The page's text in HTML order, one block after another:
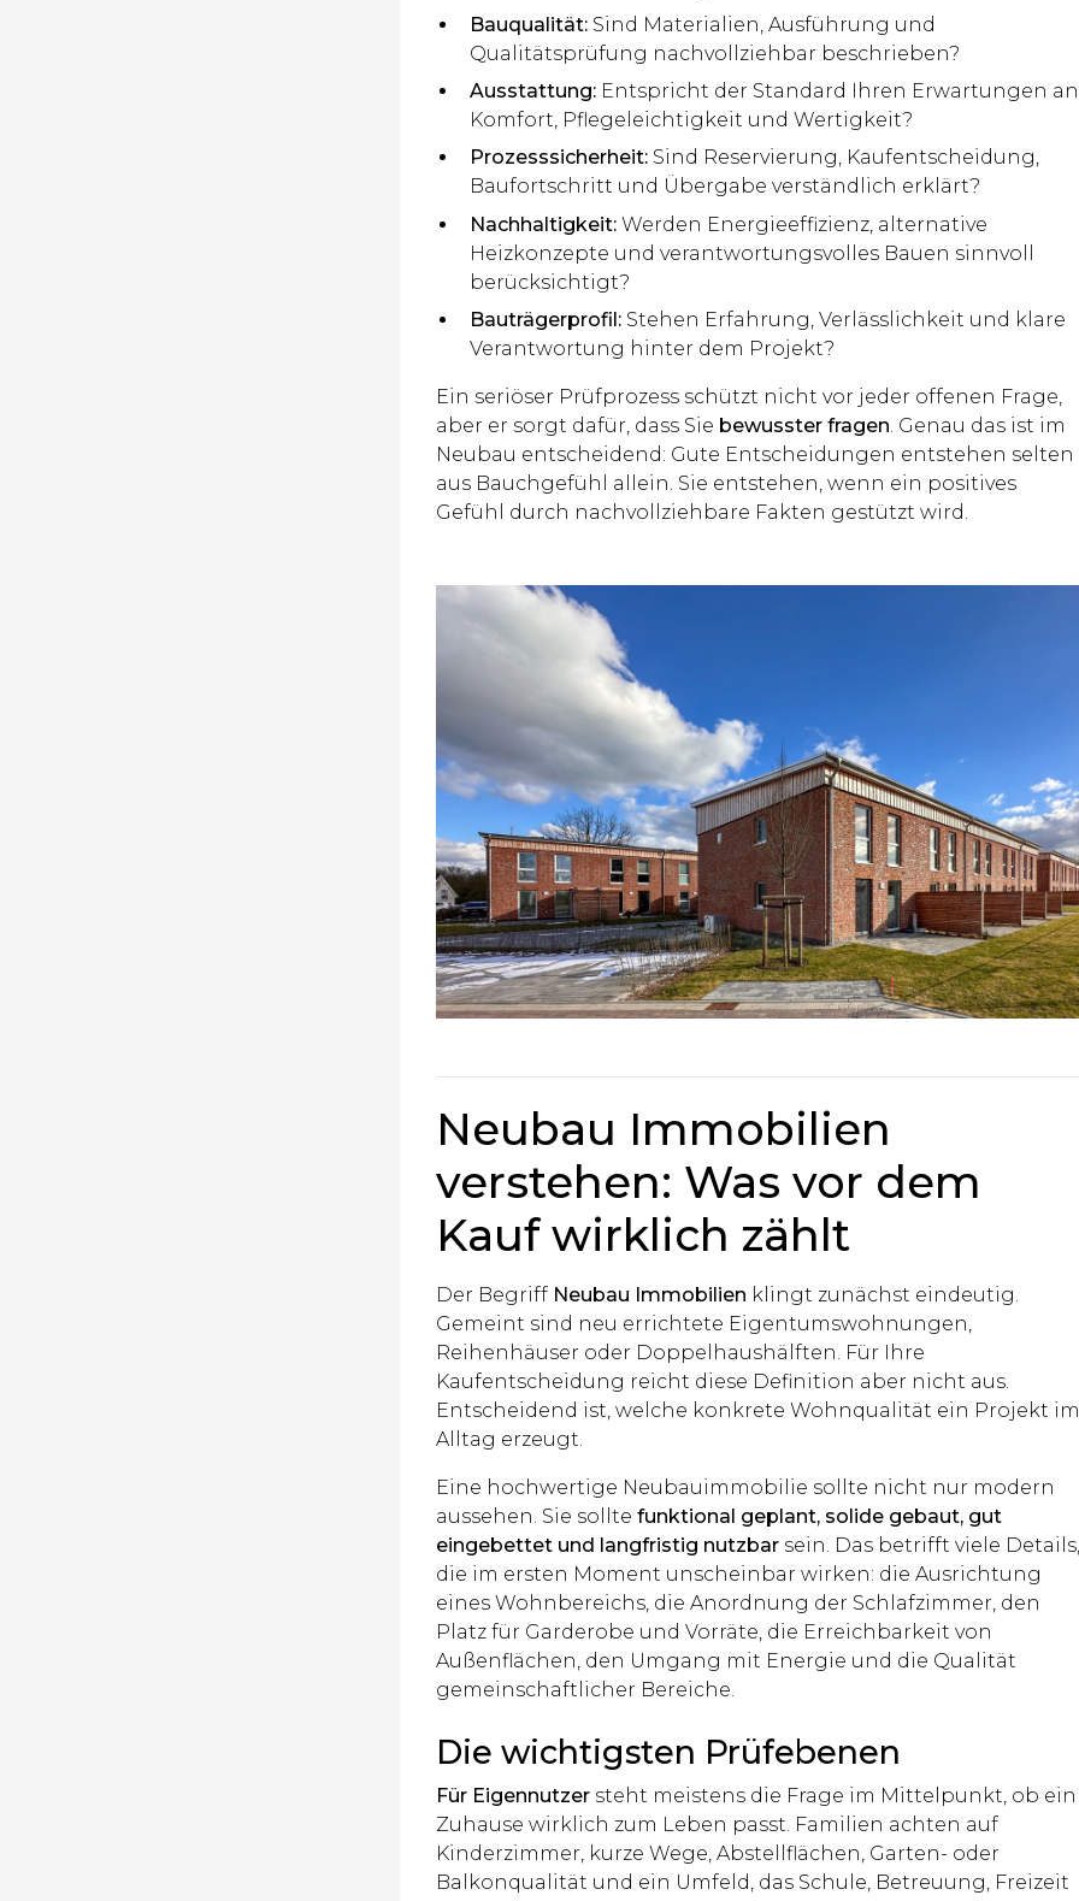
Bauqualität: Sind Materialien, Ausführung und
Qualitätsprüfung nachvollziehbar beschrieben?
Ausstattung: Entspricht der Standard Ihren Erwartungen an
Komfort, Pflegeleichtigkeit und Wertigkeit?
Prozesssicherheit: Sind Reservierung, Kaufentscheidung,
Baufortschritt und Übergabe verständlich erklärt?
Nachhaltigkeit: Werden Energieeffizienz, alternative
Heizkonzepte und verantwortungsvolles Bauen sinnvoll
berücksichtigt?
Bauträgerprofil: Stehen Erfahrung, Verlässlichkeit und klare
Verantwortung hinter dem Projekt?
Ein seriöser Prüfprozess schützt nicht vor jeder offenen Frage,
aber er sorgt dafür, dass Sie bewusster fragen. Genau das ist im
Neubau entscheidend: Gute Entscheidungen entstehen selten
aus Bauchgefühl allein. Sie entstehen, wenn ein positives
Gefühl durch nachvollziehbare Fakten gestützt wird.
Neubau Immobilien
verstehen: Was vor dem
Kauf wirklich zählt
Der Begriff Neubau Immobilien klingt zunächst eindeutig.
Gemeint sind neu errichtete Eigentumswohnungen,
Reihenhäuser oder Doppelhaushälften. Für Ihre
Kaufentscheidung reicht diese Definition aber nicht aus.
Entscheidend ist, welche konkrete Wohnqualität ein Projekt
Alltag erzeugt.
Eine hochwertige Neubauimmobilie sollte nicht nur modern
aussehen. Sie solltefunktional geplant, solide gebaut, gut
eingebettet und langfristig nutzbar sein. Das betrifft viele
die im ersten Moment unscheinbar wirken: die Ausrichtung
eines Wohnbereichs, die Anordnung der Schlafzimmer, den
Platz für Garderobe und Vorräte, die Erreichbarkeit von
Außenflächen, den Umgang mit Energie und die Qualität
gemeinschaftlicher Bereiche.
Die wichtigsten Prüfebenen
Für Eigennutzer steht meistens die Frage im Mittelpunkt, ob ein
Zuhause wirklich zum Leben passt. Familien achten auf
Kinderzimmer, kurze Wege, Abstellflächen, Garten- oder
Balkonqualität und ein Umfeld, das Schule, Betreuung, Freizeit